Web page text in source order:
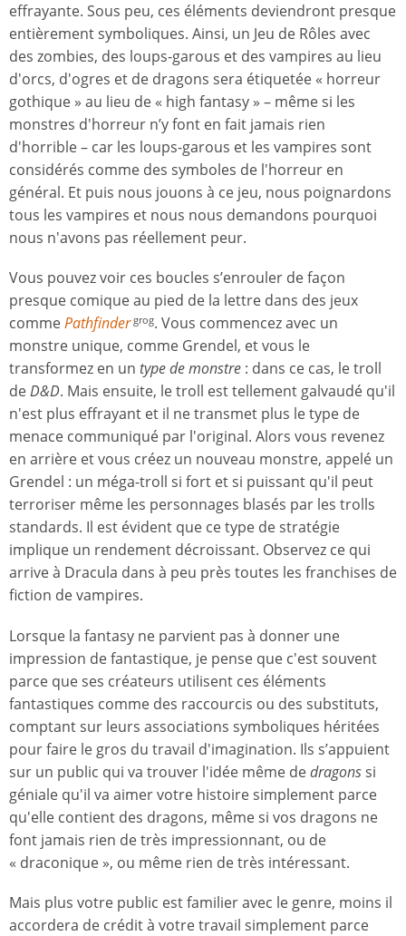
effrayante. Sous peu, ces éléments deviendront presque
entièrement symboliques. Ainsi, un Jeu de Rôles avec
des zombies, des loups-garous et des vampires au lieu
d'orcs, d'ogres et de dragons sera étiquetée « horreur
gothique » au lieu de « high fantasy » – même si les
monstres d'horreur n’y font en fait jamais rien
d'horrible – car les loups-garous et les vampires sont
considérés comme des symboles de l'horreur en
général. Et puis nous jouons à ce jeu, nous poignardons
tous les vampires et nous nous demandons pourquoi
nous n'avons pas réellement peur.
Vous pouvez voir ces boucles s’enrouler de façon
presque comique au pied de la lettre dans des jeux
commePathfindergrog. Vous commencez avec un
monstre unique, comme Grendel, et vous le
transformez en un type de monstre : dans ce cas, le troll
deD&D. Mais ensuite, le troll est tellement galvaudé qu'il
n'est plus effrayant et il ne transmet plus le type de
menace communiqué par l'original. Alors vous revenez
en arrière et vous créez un nouveau monstre, appelé un
Grendel : un méga-troll si fort et si puissant qu'il peut
terroriser même les personnages blasés par les trolls
standards. Il est évident que ce type de stratégie
implique un rendement décroissant. Observez ce qui
arrive à Dracula dans à peu près toutes les franchises de
fiction de vampires.
Lorsque la fantasy ne parvient pas à donner une
impression de fantastique, je pense que c'est souvent
parce que ses créateurs utilisent ces éléments
fantastiques comme des raccourcis ou des substituts,
comptant sur leurs associations symboliques héritées
pour faire le gros du travail d'imagination. Ils s’appuient
sur un public qui va trouver l'idée même dedragonssi
géniale qu'il va aimer votre histoire simplement parce
qu'elle contient des dragons, même si vos dragons ne
font jamais rien de très impressionnant, ou de
« draconique », ou même rien de très intéressant.
Mais plus votre public est familier avec le genre, moins il
accordera de crédit à votre travail simplement parce